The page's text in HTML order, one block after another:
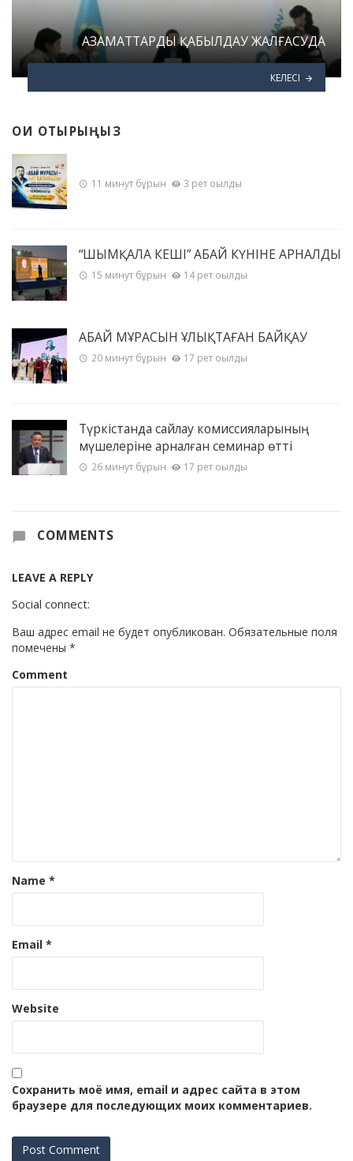
АЗАМАТТАРДЫ ҚАБЫЛДАУ ЖАЛҒАСУДА
КЕЛЕСІ
ОҚИ ОТЫРЫҢЫЗ
11 минут бұрын 3 рет оқылды
“ШЫМҚАЛА КЕШІ” АБАЙ КҮНІНЕ АРНАЛДЫ
15 минут бұрын 14 рет оқылды
АБАЙ МҰРАСЫН ҰЛЫҚТАҒАН БАЙҚАУ
20 минут бұрын 17 рет оқылды
Түркістанда сайлау комиссияларының
мүшелеріне арналған семинар өтті
26 минут бұрын 17 рет оқылды
COMMENTS
LEAVE A REPLY
Social connect:
Ваш адрес email не будет опубликован. Обязательные поля
помечены *
Comment
Name *
Email *
Website
Сохранить моё имя, email и адрес сайта в этом
браузере для последующих моих комментариев.